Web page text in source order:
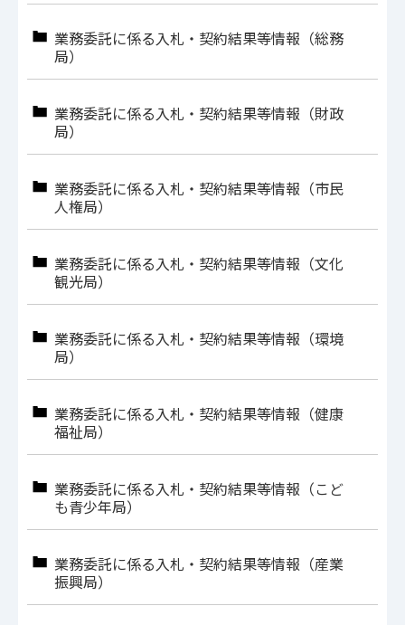
業務委託に係る入札・契約結果等情報（総務
局）
業務委託に係る入札・契約結果等情報（財政
局）
業務委託に係る入札・契約結果等情報（市民
人権局）
業務委託に係る入札・契約結果等情報（文化
観光局）
業務委託に係る入札・契約結果等情報（環境
局）
業務委託に係る入札・契約結果等情報（健康
福祉局）
業務委託に係る入札・契約結果等情報（こど
も青少年局）
業務委託に係る入札・契約結果等情報（産業
振興局）